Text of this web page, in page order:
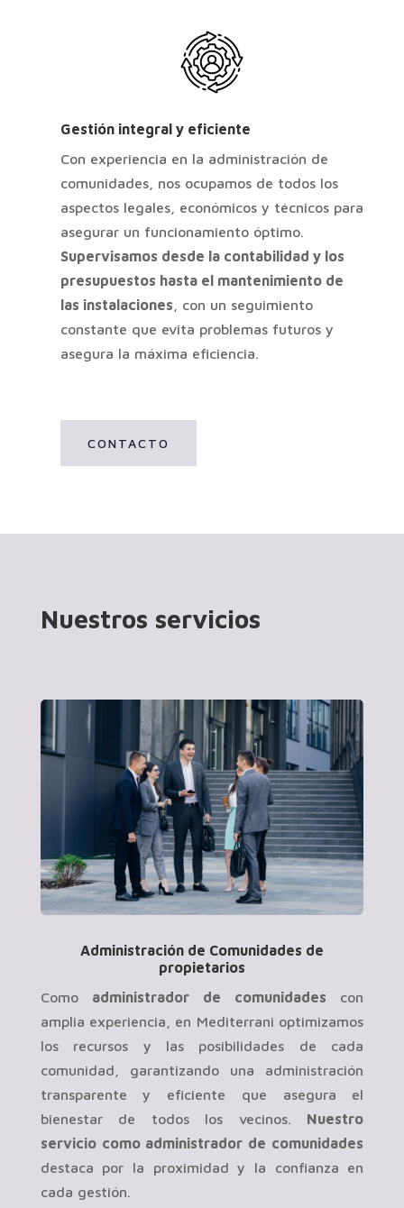
Gestión integral y eficiente
Con experiencia en la administración de
comunidades, nos ocupamos de todos los
aspectos legales, económicos y técnicos para
asegurar un funcionamiento óptimo.
Supervisamos desde la contabilidad y los
presupuestos hasta el mantenimiento de
las instalaciones , con un seguimiento
constante que evita problemas futuros y
asegura la máxima eficiencia.
CONTACTO
Nuestros servicios
Administración de Comunidades de
propietarios
Como administrador de comunidades con
amplia experiencia, en Mediterrani optimizamos
los recursos y las posibilidades de cada
comunidad, garantizando una administración
transparente y eficiente que asegura el
bienestar de todos los vecinos. Nuestro
servicio como administrador de comunidades
destaca por la proximidad y la confianza en
cada gestión.